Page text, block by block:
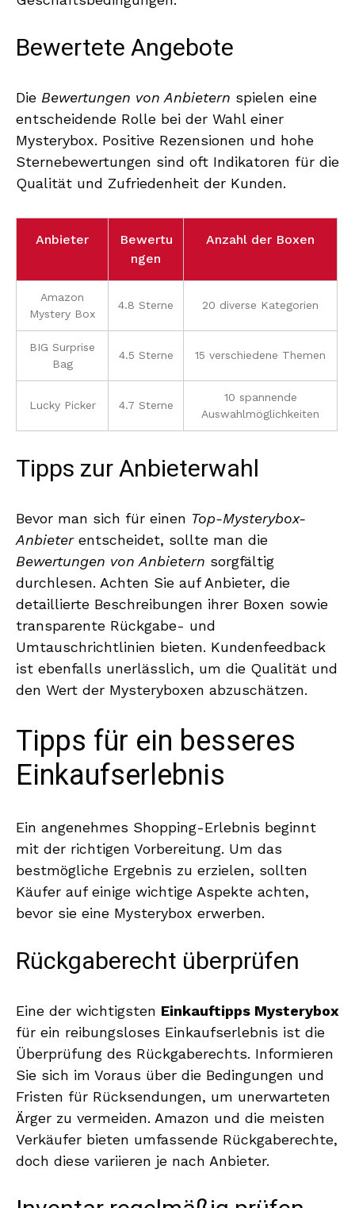
Bewertete Angebote
Die Bewertungen von Anbietern spielen eine
entscheidende Rolle bei der Wahl einer
Mysterybox. Positive Rezensionen und hohe
Sternebewertungen sind oft Indikatoren für die
Qualität und Zufriedenheit der Kunden.
Anbieter
Bewertu
ngen
Anzahl der Boxen
Amazon
Mystery Box
4.8 Sterne 20 diverse Kategorien
BIG Surprise
Bag
4.5 Sterne 15 verschiedene Themen
Lucky Picker 4.7 Sterne
10 spannende
Auswahlmöglichkeiten
Tipps zur Anbieterwahl
Bevor man sich für einen Top-Mysterybox-
Anbieterentscheidet, sollte man die
Bewertungen von Anbietern sorgfältig
durchlesen. Achten Sie auf Anbieter, die
detaillierte Beschreibungen ihrer Boxen sowie
transparente Rückgabe- und
Umtauschrichtlinien bieten. Kundenfeedback
ist ebenfalls unerlässlich, um die Qualität und
den Wert der Mysteryboxen abzuschätzen.
Tipps für ein besseres
Einkaufserlebnis
Ein angenehmes Shopping-Erlebnis beginnt
mit der richtigen Vorbereitung. Um das
bestmögliche Ergebnis zu erzielen, sollten
Käufer auf einige wichtige Aspekte achten,
bevor sie eine Mysterybox erwerben.
Rückgaberecht überprüfen
Eine der wichtigsten Einkauftipps Mysterybox
für ein reibungsloses Einkaufserlebnis ist die
Überprüfung des Rückgaberechts. Informieren
Sie sich im Voraus über die Bedingungen und
Fristen für Rücksendungen, um unerwarteten
Ärger zu vermeiden. Amazon und die meisten
Verkäufer bieten umfassende Rückgaberechte,
doch diese variieren je nach Anbieter.